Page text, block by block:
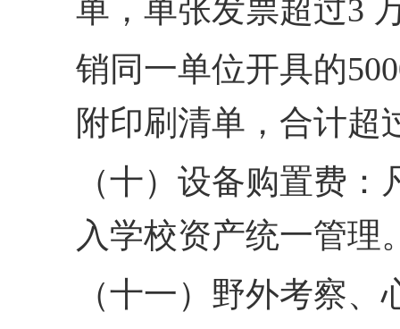
单，单张发票超过3
销同一单位开具的
附印刷清单，合计超
（十）设备购置费
入学校资产统一管理
（十一）野外考察